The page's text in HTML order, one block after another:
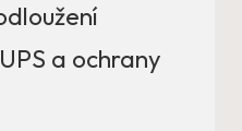
a ochrany